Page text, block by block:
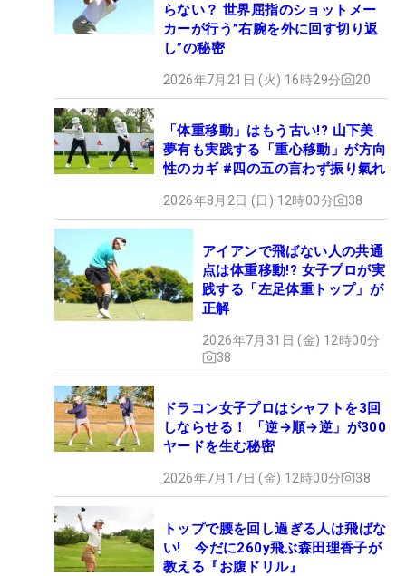
らない？ 世界屈指のショットメー
カーが行う”右腕を外に回す切り返
し”の秘密
2026年7月21日 (火) 16時29分 20
「体重移動」はもう古い!? 山下美
夢有も実践する「重心移動」が方向
性のカギ #四の五の言わず振り氣れ
2026年8月2日 (日) 12時00分 38
アイアンで飛ばない人の共通
点は体重移動!? 女子プロが実
践する「左足体重トップ」が
正解
2026年7月31日 (金) 12時00分
38
ドラコン女子プロはシャフトを3回
しならせる！ 「逆→順→逆」が300
ヤードを生む秘密
2026年7月17日 (金) 12時00分 38
トップで腰を回し過ぎる人は飛ばな
い! 今だに260y飛ぶ森田理香子が
教える『お腹ドリル』